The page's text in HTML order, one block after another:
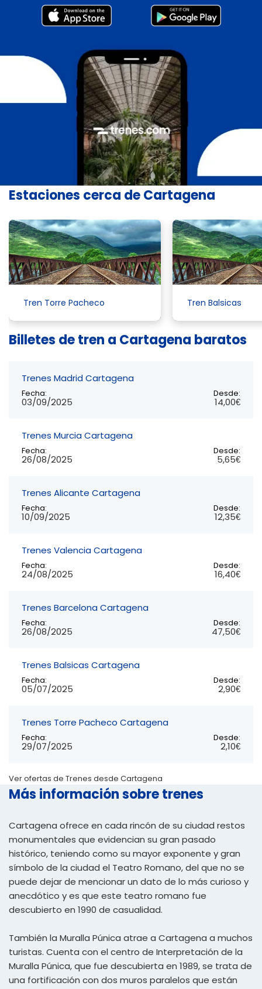
Estaciones cerca de Cartagena
Tren Torre Pacheco Tren Balsicas
Billetes de tren a Cartagena baratos
Trenes Madrid Cartagena
Fecha:
03/09/2025
Desde:
14,00€
Trenes Murcia Cartagena
Fecha:
26/08/2025
Desde:
5,65€
Trenes Alicante Cartagena
Fecha:
10/09/2025
Desde:
12,35€
Trenes Valencia Cartagena
Fecha:
24/08/2025
Desde:
16,40€
Trenes Barcelona Cartagena
Fecha:
26/08/2025
Desde:
47,50€
Trenes Balsicas Cartagena
Fecha:
05/07/2025
Desde:
2,90€
Trenes Torre Pacheco Cartagena
Fecha:
29/07/2025
Desde:
2,10€
Ver ofertas de Trenes desde Cartagena
Más información sobre trenes
Cartagena ofrece en cada rincón de su ciudad restos
monumentales que evidencian su gran pasado
histórico, teniendo como su mayor exponente y gran
símbolo de la ciudad el Teatro Romano, del que no se
puede dejar de mencionar un dato de lo más curioso y
anecdótico y es que este teatro romano fue
descubierto en 1990 de casualidad.
También la Muralla Púnica atrae a Cartagena a muchos
turistas. Cuenta con el centro de Interpretación de la
Muralla Púnica, que fue descubierta en 1989, se trata de
una fortificación con dos muros paralelos que están